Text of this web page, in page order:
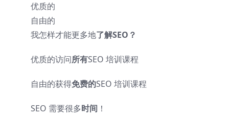
优质的
自由的
我怎样才能更多地了解SEO？
优质的访问所有SEO 培训课程
自由的获得免费的SEO 培训课程
SEO 需要很多时间 ！